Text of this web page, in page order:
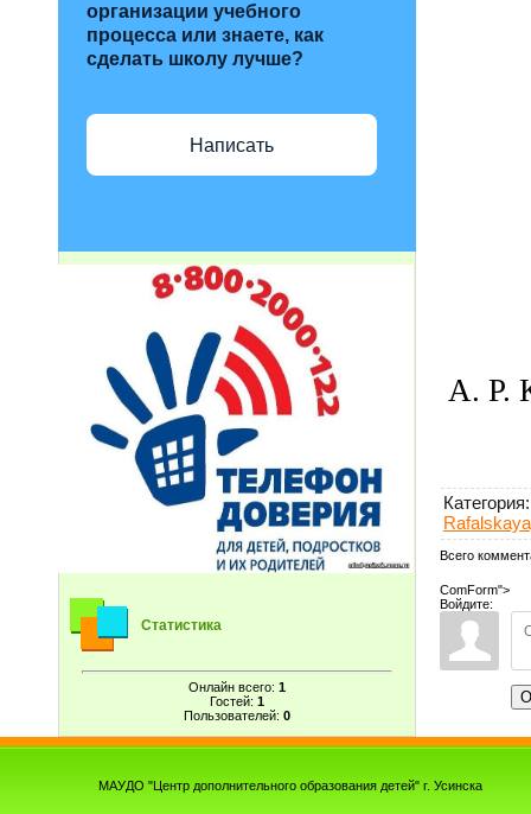
организации учебного
процесса или знаете, как
сделать школу лучше?
Написать
Статистика
Онлайн всего: 1
Гостей: 1
Пользователей: 0
А. Р.
Категория:
Всего
ComForm">
Войдите:
МАУДО "Центр дополнительного образования детей" г. Усинска